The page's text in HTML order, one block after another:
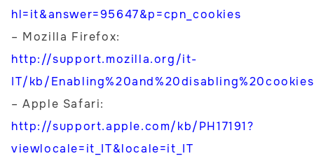
hl=it&answer=95647&p=cpn_cookies
– Mozilla Firefox:
http://support.mozilla.org/it-
IT/kb/Enabling%20and%20disabling%20cookies
– Apple Safari:
http://support.apple.com/kb/PH17191?
viewlocale=it_IT&locale=it_IT